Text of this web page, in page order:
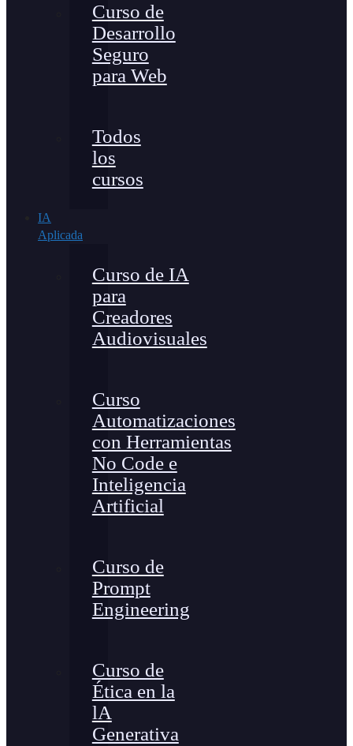
Curso de
Desarrollo
Seguro
para Web
Todos
los
cursos
IA
Aplicada
Curso de IA
para
Creadores
Audiovisuales
Curso
Automatizaciones
con Herramientas
No Code e
Inteligencia
Artificial
Curso de
Prompt
Engineering
Curso de
Ética en la
lA
Generativa